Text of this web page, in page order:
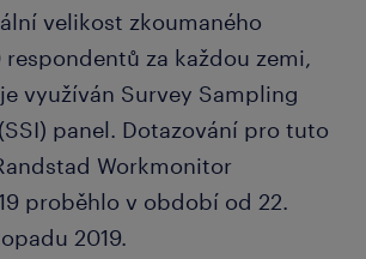
velikost zkoumaného
za každou zemi,
využíván Survey Sampling
panel. Dotazování pro tuto
Workmonitor
proběhlo v období od 22.
2019.